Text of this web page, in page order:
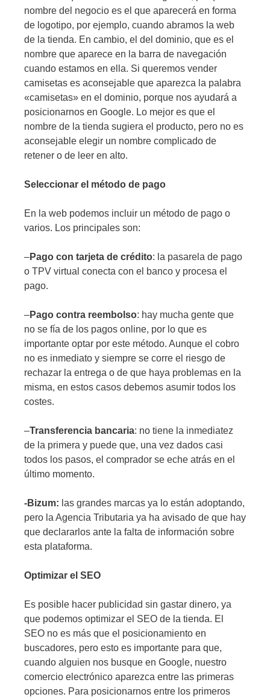
nombre del negocio es el que aparecerá en forma
de logotipo, por ejemplo, cuando abramos la web
de la tienda. En cambio, el del dominio, que es el
nombre que aparece en la barra de navegación
cuando estamos en ella. Si queremos vender
camisetas es aconsejable que aparezca la palabra
«camisetas» en el dominio, porque nos ayudará a
posicionarnos en Google. Lo mejor es que el
nombre de la tienda sugiera el producto, pero no es
aconsejable elegir un nombre complicado de
retener o de leer en alto.
Seleccionar el método de pago
En la web podemos incluir un método de pago o
varios. Los principales son:
–Pago con tarjeta de crédito: la pasarela de pago
o TPV virtual conecta con el banco y procesa el
pago.
–Pago contra reembolso: hay mucha gente que
no se fía de los pagos online, por lo que es
importante optar por este método. Aunque el cobro
no es inmediato y siempre se corre el riesgo de
rechazar la entrega o de que haya problemas en la
misma, en estos casos debemos asumir todos los
costes.
–Transferencia bancaria: no tiene la inmediatez
de la primera y puede que, una vez dados casi
todos los pasos, el comprador se eche atrás en el
último momento.
-Bizum: las grandes marcas ya lo están adoptando,
pero la Agencia Tributaria ya ha avisado de que hay
que declararlos ante la falta de información sobre
esta plataforma.
Optimizar el SEO
Es posible hacer publicidad sin gastar dinero, ya
que podemos optimizar el SEO de la tienda. El
SEO no es más que el posicionamiento en
buscadores, pero esto es importante para que,
cuando alguien nos busque en Google, nuestro
comercio electrónico aparezca entre las primeras
opciones. Para posicionarnos entre los primeros